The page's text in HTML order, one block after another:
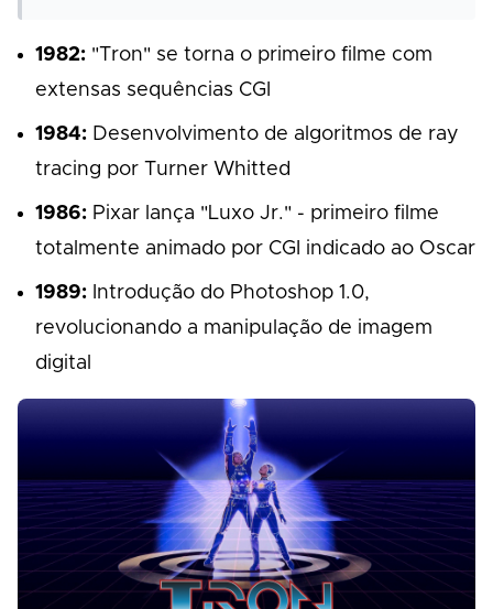
1982: "Tron" se torna o primeiro filme com
extensas sequências CGI
1984: Desenvolvimento de algoritmos de ray
tracing por Turner Whitted
1986: Pixar lança "Luxo Jr." - primeiro filme
totalmente animado por CGI indicado ao Oscar
1989: Introdução do Photoshop 1.0,
revolucionando a manipulação de imagem
digital